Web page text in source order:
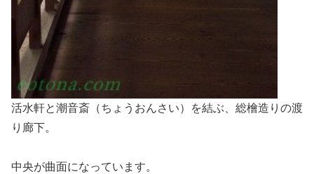
活水軒と潮音斎（ちょうおんさい）を結ぶ、総檜造りの渡
り廊下。
中央が曲面になっています。